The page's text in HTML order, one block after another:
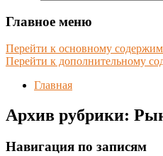
Главное меню
Перейти к основному
Перейти к дополнительному
Главная
Архив рубрики:
Навигация по записям